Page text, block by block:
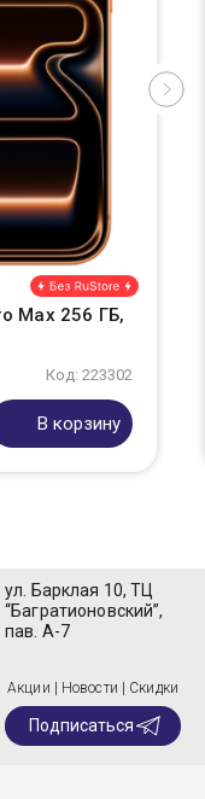
Max 256 ГБ,
Код: 223302
В корзину
ул. Барклая 10, ТЦ
“Багратионовский”,
пав. А-7
Акции | Новости | Скидки
Подписаться